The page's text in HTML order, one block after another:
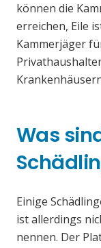
können die
erreichen, Eile
Kammerjäger
Was
Einige
ist allerdings
nennen. Der